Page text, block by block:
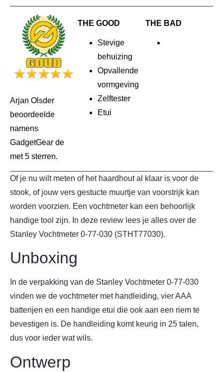
Arjan Olsder
beoordeelde
namens
GadgetGear de
met 5 sterren.
THE GOOD
Stevige
behuizing
Opvallende
vormgeving
Zelftester
Etui
THE BAD
Of je nu wilt meten of het haardhout al klaar is voor de
stook, of jouw vers gestucte muurtje van voorstrijk kan
worden voorzien. Een vochtmeter kan een behoorlijk
handige tool zijn. In deze review lees je alles over de
Stanley Vochtmeter 0-77-030 (STHT77030).
Unboxing
In de verpakking van de Stanley Vochtmeter 0-77-030
vinden we de vochtmeter met handleiding, vier AAA
batterijen en een handige etui die ook aan een riem te
bevestigen is. De handleiding komt keurig in 25 talen,
dus voor ieder wat wils.
Ontwerp